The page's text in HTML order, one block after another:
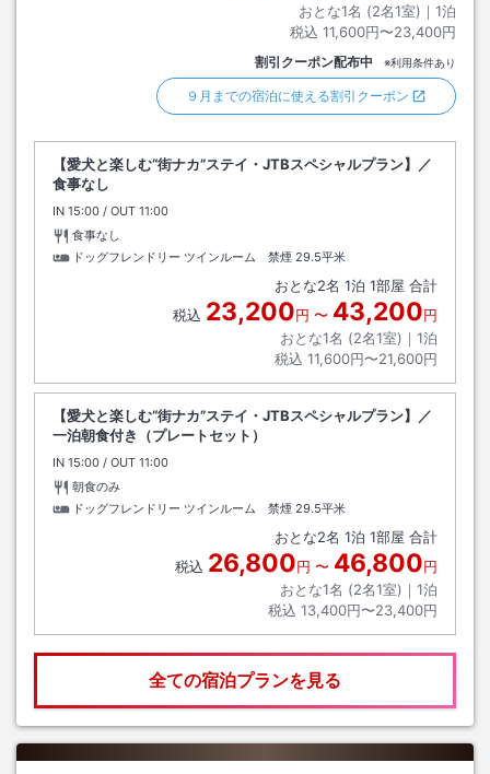
おとな1名 (2名1室)｜ 1泊
税込 11,600円〜23,400円
割引クーポン配布中 ※利用条件あり
９月までの宿泊に使える割引クーポン
【愛犬と楽しむ“街ナカ”ステイ・JTBスペシャルプラン】／
食事なし
IN チェックイン
15:00 / OUT チェックアウト
11:00
食事なし
ドッグフレンドリー ツインルーム 禁煙 29.5平米
おとな2名 1泊 1部屋 合計
税込 23,200円 〜 43,200円
おとな1名 (2名1室)｜ 1泊
税込 11,600円〜21,600円
【愛犬と楽しむ“街ナカ”ステイ・JTBスペシャルプラン】／
一泊朝食付き（プレートセット）
IN チェックイン
15:00 / OUT チェックアウト
11:00
朝食のみ
ドッグフレンドリー ツインルーム 禁煙 29.5平米
おとな2名 1泊 1部屋 合計
税込 26,800円 〜 46,800円
おとな1名 (2名1室)｜ 1泊
税込 13,400円〜23,400円
全ての宿泊プランを見る